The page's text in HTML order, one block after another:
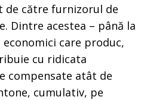
de către furnizorul de
Dintre acestea – până la
care produc,
cu ridicata
compensate atât de
cumulativ, pe